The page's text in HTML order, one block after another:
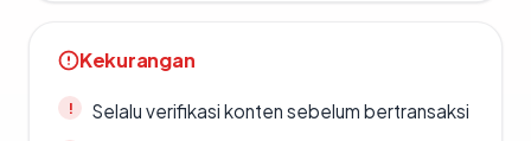
Kekurangan
Selalu verifikasi konten sebelum bertransaksi